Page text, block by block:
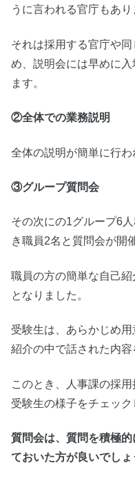
うに言われる官庁もあり
それは採用する官庁や
め、説明会には早めに
ます。
②全体での業務説明
全体の説明が簡単に行わ
③グループ質問会
その次にの1グループ6
き職員2名と質問会が開
職員の方の簡単な自己
となりました。
受験生は、あらかじめ
紹介の中で話された内容
このとき、人事課の採
受験生の様子をチェック
質問会は、質問を積極
ておいた方が良いでしょ